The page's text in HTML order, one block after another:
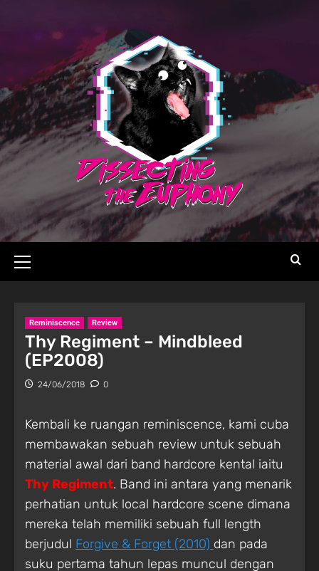
Reminiscence Review
Thy Regiment – Mindbleed
(EP2008)
24/06/2018 0
Kembali ke ruangan reminiscence, kami cuba
membawakan sebuah review untuk sebuah
material awal dari band hardcore kental iaitu
Thy Regiment. Band ini antara yang menarik
perhatian untuk local hardcore scene dimana
mereka telah memiliki sebuah full length
berjudul Forgive & Forget (2010) dan pada
suku pertama tahun lepas muncul dengan